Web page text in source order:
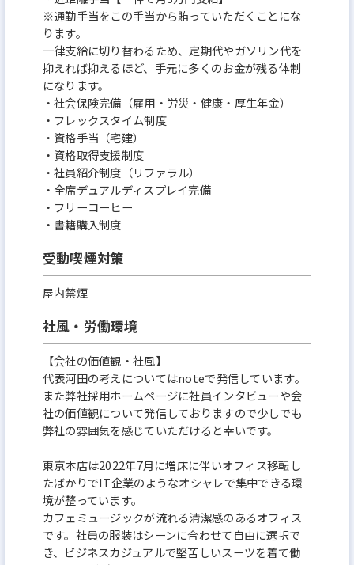
※通勤手当をこの手当から賄っていただくことにな
ります。
一律支給に切り替わるため、定期代やガソリン代を
抑えれば抑えるほど、手元に多くのお金が残る体制
になります。
・社会保険完備（雇用・労災・健康・厚生年金）
・フレックスタイム制度
・資格手当（宅建）
・資格取得支援制度
・社員紹介制度（リファラル）
・全席デュアルディスプレイ完備
・フリーコーヒー
・書籍購入制度
受動喫煙対策
屋内禁煙
社風・労働環境
【会社の価値観・社風】
代表河田の考えについてはnoteで発信しています。
また弊社採用ホームページに社員インタビューや会
社の価値観について発信しておりますので少しでも
弊社の雰囲気を感じていただけると幸いです。
東京本店は2022年7月に増床に伴いオフィス移転し
たばかりでIT企業のようなオシャレで集中できる環
境が整っています。
カフェミュージックが流れる清潔感のあるオフィス
です。社員の服装はシーンに合わせて自由に選択で
き、ビジネスカジュアルで堅苦しいスーツを着て働